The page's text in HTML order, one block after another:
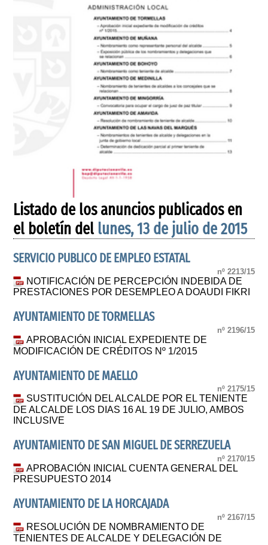
Listado de los anuncios publicados en
el boletín del lunes, 13 de julio de 2015
SERVICIO PUBLICO DE EMPLEO ESTATAL
nº 2213/15
NOTIFICACIÓN DE PERCEPCIÓN INDEBIDA DE
PRESTACIONES POR DESEMPLEO A DOAUDI FIKRI
AYUNTAMIENTO DE TORMELLAS
nº 2196/15
APROBACIÓN INICIAL EXPEDIENTE DE
MODIFICACIÓN DE CRÉDITOS Nº 1/2015
AYUNTAMIENTO DE MAELLO
nº 2175/15
SUSTITUCIÓN DEL ALCALDE POR EL TENIENTE
DE ALCALDE LOS DIAS 16 AL 19 DE JULIO, AMBOS
INCLUSIVE
AYUNTAMIENTO DE SAN MIGUEL DE SERREZUELA
nº 2170/15
APROBACIÓN INICIAL CUENTA GENERAL DEL
PRESUPUESTO 2014
AYUNTAMIENTO DE LA HORCAJADA
nº 2167/15
RESOLUCIÓN DE NOMBRAMIENTO DE
TENIENTES DE ALCALDE Y DELEGACIÓN DE